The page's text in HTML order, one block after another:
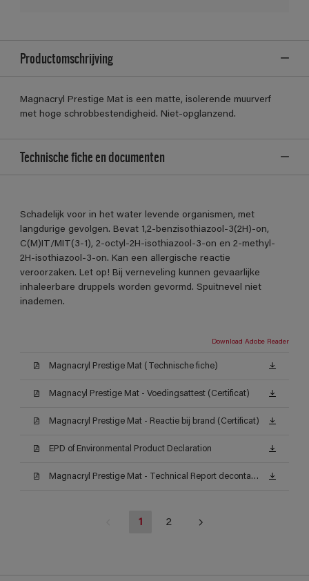
Productomschrijving
Magnacryl Prestige Mat is een matte, isolerende muurverf
met hoge schrobbestendigheid. Niet-opglanzend.
Technische fiche en documenten
Schadelijk voor in het water levende organismen, met
langdurige gevolgen. Bevat 1,2-benzisothiazool-3(2H)-on,
C(M)IT/MIT(3-1), 2-octyl-2H-isothiazool-3-on en 2-methyl-
2H-isothiazool-3-on. Kan een allergische reactie
veroorzaken. Let op! Bij verneveling kunnen gevaarlijke
inhaleerbare druppels worden gevormd. Spuitnevel niet
inademen.
Download Adobe Reader
Magnacryl Prestige Mat (Technische fiche)
Magnacyl Prestige Mat - Voedingsattest (Certificat)
Magnacryl Prestige Mat - Reactie bij brand (Certificat)
EPD of Environmental Product Declaration
Magnacryl Prestige Mat - Technical Report decontamineerbaarheid (Certificat)
1 2